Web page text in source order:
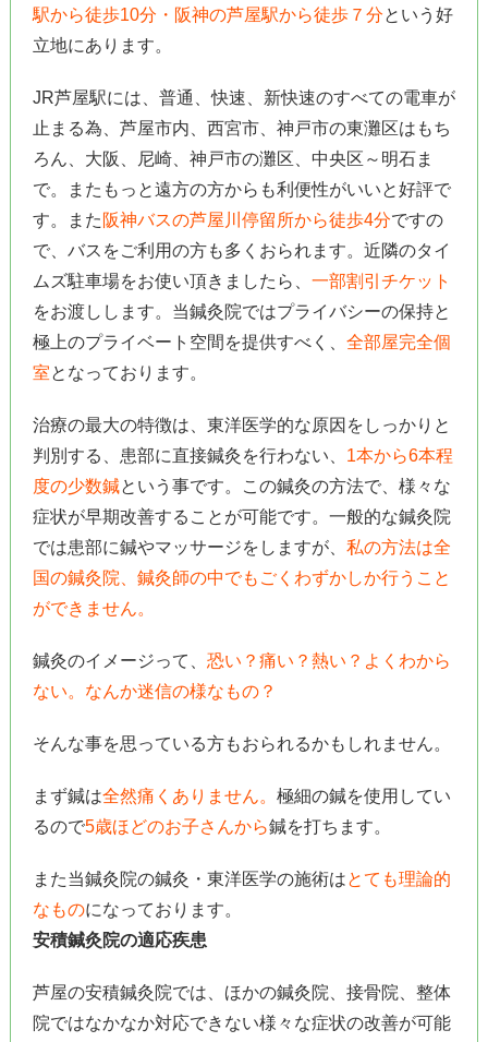
駅から徒歩10分・阪神の芦屋駅から徒歩７分という好
立地にあります。
JR芦屋駅には、普通、快速、新快速のすべての電車が
止まる為、芦屋市内、西宮市、神戸市の東灘区はもち
ろん、大阪、尼崎、神戸市の灘区、中央区～明石ま
で。またもっと遠方の方からも利便性がいいと好評で
す。また 阪神バスの芦屋川停留所から徒歩4分ですの
で、バスをご利用の方も多くおられます。近隣のタイ
ムズ駐車場をお使い頂きましたら、 一部割引チケット
をお渡しします。当鍼灸院ではプライバシーの保持と
極上のプライベート空間を提供すべく、 全部屋完全個
室となっております。
治療の最大の特徴は、東洋医学的な原因をしっかりと
判別する、患部に直接鍼灸を行わない、 1本から6本程
度の少数鍼という事です。この鍼灸の方法で、様々な
症状が早期改善することが可能です。一般的な鍼灸院
では患部に鍼やマッサージをしますが、 私の方法は全
国の鍼灸院、鍼灸師の中でもごくわずかしか行うこと
ができません。
鍼灸のイメージって、 恐い？痛い？熱い？よくわから
ない。なんか迷信の様なもの？
そんな事を思っている方もおられるかもしれません。
まず鍼は全然痛くありません。 極細の鍼を使用してい
るので5歳ほどのお子さんから鍼を打ちます。
また当鍼灸院の鍼灸・東洋医学の施術はとても理論的
なものになっております。
安積鍼灸院の適応疾患
芦屋の安積鍼灸院では、ほかの鍼灸院、接骨院、整体
院ではなかなか対応できない様々な症状の改善が可能